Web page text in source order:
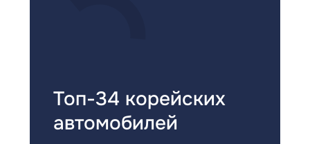
Топ-34 корейских
автомобилей